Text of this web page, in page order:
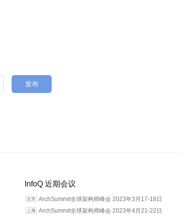
发布
InfoQ 近期会议
ArchSummit全球架构师峰会 2023年3月17-18日
ArchSummit全球架构师峰会 2023年4月21-22日